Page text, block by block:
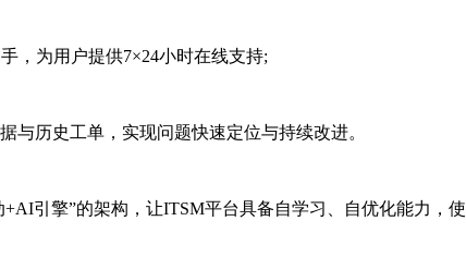
为用户提供7×24小时在线支持;
历史工单，实现问题快速定位与持续改进。
引擎”的架构，让ITSM平台具备自学习、自优化能力，使